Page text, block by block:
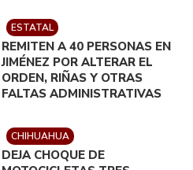
ESTATAL
REMITEN A 40 PERSONAS EN
JIMÉNEZ POR ALTERAR EL
ORDEN, RIÑAS Y OTRAS
FALTAS ADMINISTRATIVAS
CHIHUAHUA
DEJA CHOQUE DE